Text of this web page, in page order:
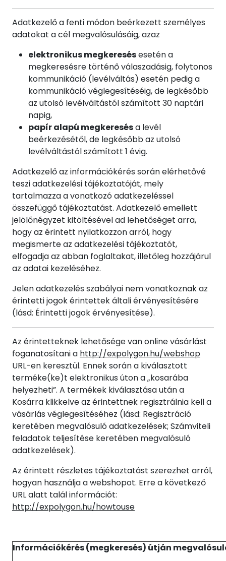
Adatkezelő a fenti módon beérkezett személyes
adatokat a cél megvalósulásáig, azaz
elektronikus megkeresésesetén a
megkeresésre történő válaszadásig, folytonos
kommunikáció (levélváltás) esetén pedig a
kommunikáció véglegesítéséig, de legkésőbb
az utolsó levélváltástól számított 30 naptári
napig,
papír alapú megkeresésa levél
beérkezésétől, de legkésőbb az utolsó
levélváltástól számított 1 évig.
Adatkezelő az információkérés során elérhetővé
teszi adatkezelési tájékoztatóját, mely
tartalmazza a vonatkozó adatkezeléssel
összefüggő tájékoztatást. Adatkezelő emellett
jelölőnégyzet kitöltésével ad lehetőséget arra,
hogy az érintett nyilatkozzon arról, hogy
megismerte az adatkezelési tájékoztatót,
elfogadja az abban foglaltakat, illetőleg hozzájárul
az adatai kezeléséhez.
Jelen adatkezelés szabályai nem vonatkoznak az
érintetti jogok érintettek általi érvényesítésére
(lásd: Érintetti jogok érvényesítése).
Az érintetteknek lehetősége van online vásárlást
foganatosítani a http://expolygon.hu/webshop
URL-en keresztül. Ennek során a kiválasztott
terméke(ke)t elektronikus úton a „kosarába
helyezheti”. A termékek kiválasztása után a
Kosárra klikkelve az érintettnek regisztrálnia kell a
vásárlás véglegesítéséhez (lásd: Regisztráció
keretében megvalósuló adatkezelések; Számviteli
feladatok teljesítése keretében megvalósuló
adatkezelések).
Az érintett részletes tájékoztatást szerezhet arról,
hogyan használja a webshopot. Erre a következő
URL alatt talál információt:
http://expolygon.hu/howtouse
Információkérés (megkeresés) útján